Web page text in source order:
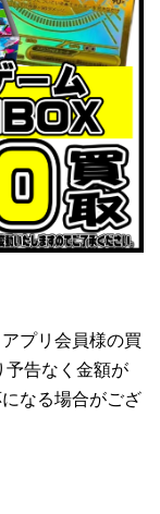
プリ会員様の買
予告なく金額が
なる場合がござ